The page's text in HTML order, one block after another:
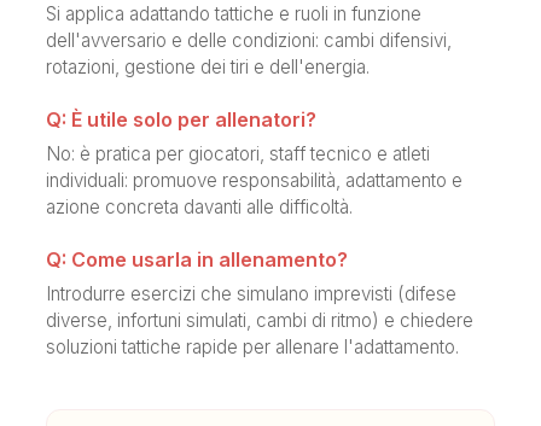
Si applica adattando tattiche e ruoli in funzione
dell'avversario e delle condizioni: cambi difensivi,
rotazioni, gestione dei tiri e dell'energia.
Q: È utile solo per allenatori?
No: è pratica per giocatori, staff tecnico e atleti
individuali: promuove responsabilità, adattamento e
azione concreta davanti alle difficoltà.
Q: Come usarla in allenamento?
Introdurre esercizi che simulano imprevisti (difese
diverse, infortuni simulati, cambi di ritmo) e chiedere
soluzioni tattiche rapide per allenare l'adattamento.